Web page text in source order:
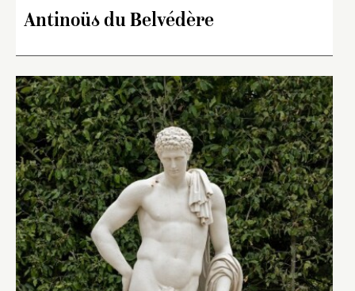
Antinoüs du Belvédère